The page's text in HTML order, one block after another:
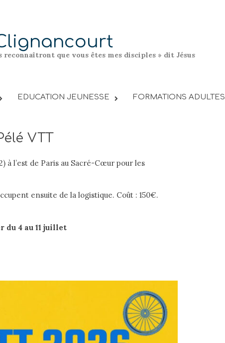
reconnaîtront que vous êtes mes disciples » dit Jésus
EDUCATION JEUNESSE FORMATIONS ADULTES
VTT
à l’est de Paris au Sacré-Cœur pour les
ensuite de la logistique. Coût : 150€.
du 4 au 11 juillet